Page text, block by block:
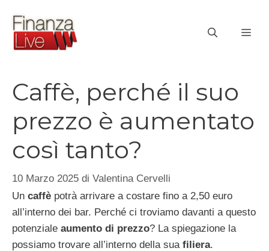
contenuto
Caffè, perché il suo
prezzo è aumentato
così tanto?
10 Marzo 2025 di Valentina Cervelli
Un caffè potrà arrivare a costare fino a 2,50 euro
all’interno dei bar. Perché ci troviamo davanti a questo
potenziale aumento di prezzo? La spiegazione la
possiamo trovare all’interno della sua filiera.